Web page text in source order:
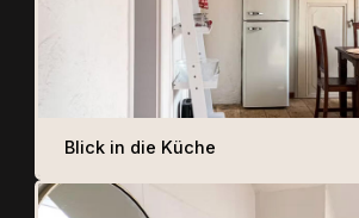
Blick in die Küche